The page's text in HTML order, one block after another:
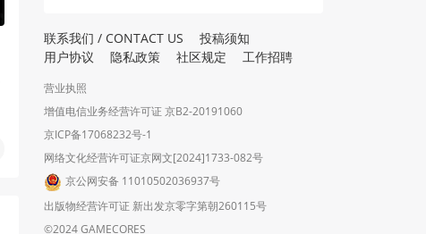
联系我们 / CONTACT US
投稿须知
用户协议
隐私政策 社区规定 工作招聘
营业执照
增值电信业务经营许可证 京B2-20191060
京ICP备17068232号-1
网络文化经营许可证京网文[2024]1733-082号
京公网安备 11010502036937号
出版物经营许可证 新出发京零字第朝260115号
©2024 GAMECORES